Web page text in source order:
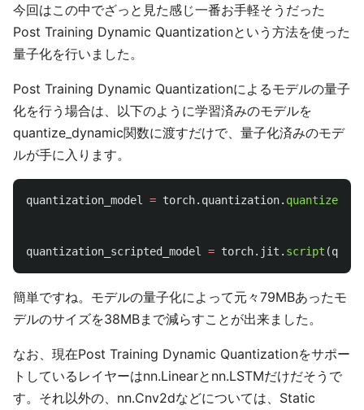
今回はこの中でざっと見た感じ一番お手軽そうだった
Post Training Dynamic Quantizationという方法を使った
量子化を行いました。
Post Training Dynamic Quantizationによるモデルの量子
化を行う場合は、以下のように学習済みのモデルを
quantize_dynamic関数に渡すだけで、量子化済みのモデ
ルが手に入ります。
quantization_model = torch. quantization.
quantization_scripted_model = torch. jit . script (
簡単ですね。モデルの量子化によって元々79MBあったモ
デルのサイズを38MBまで減らすことが出来ました。
なお、現在Post Training Dynamic Quantizationをサポー
トしているレイヤーはnn.Linearとnn.LSTMだけだそうで
す。それ以外の、nn.Cnv2dなどについては、Static